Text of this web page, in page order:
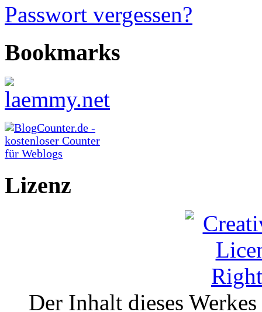
Passwort vergessen?
Bookmarks
Lizenz
Der Inhalt dieses